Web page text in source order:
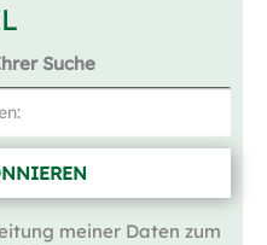
Suche
meiner Daten zum